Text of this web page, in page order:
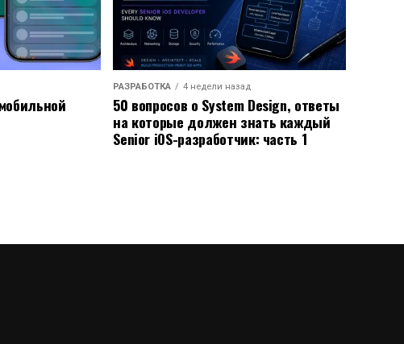
РАЗРАБОТКА 4 недели назад
50 вопросов о System Design, ответы
на которые должен знать каждый
Senior iOS-разработчик: часть 1